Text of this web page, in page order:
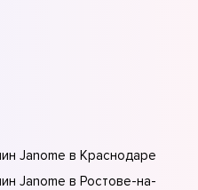
Janome в Краснодаре
Janome в Ростове-на-